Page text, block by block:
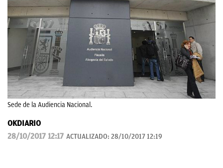
Sede de la Audiencia Nacional.
OKDIARIO
28/10/2017 12:17 ACTUALIZADO: 28/10/2017 12:19